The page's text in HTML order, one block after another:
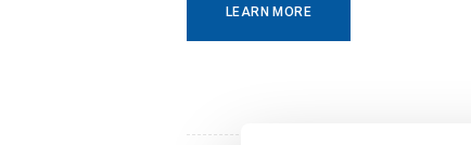
LEARN MORE